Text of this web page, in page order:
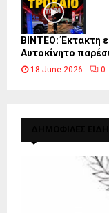
ΒΙΝΤΕΟ: Έκτακτη
Αυτοκίνητο
18 June 2026 0